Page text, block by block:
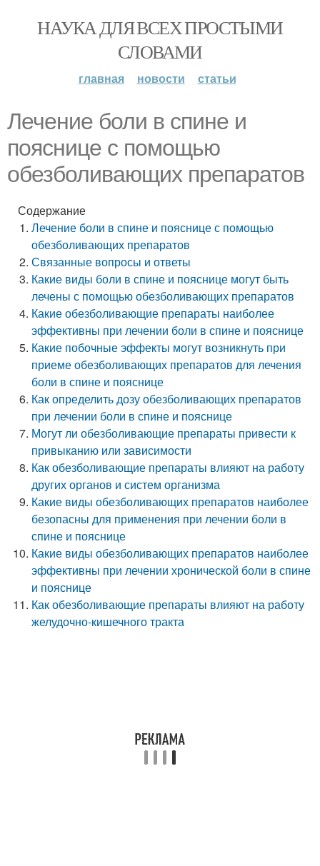
НАУКА ДЛЯ ВСЕХ ПРОСТЫМИ
СЛОВАМИ
главная новости статьи
Лечение боли в спине и
пояснице с помощью
обезболивающих препаратов
Содержание
Лечение боли в спине и пояснице с помощью
обезболивающих препаратов
Связанные вопросы и ответы
Какие виды боли в спине и пояснице могут быть
лечены с помощью обезболивающих препаратов
Какие обезболивающие препараты наиболее
эффективны при лечении боли в спине и пояснице
Какие побочные эффекты могут возникнуть при
приеме обезболивающих препаратов для лечения
боли в спине и пояснице
Как определить дозу обезболивающих препаратов
при лечении боли в спине и пояснице
Могут ли обезболивающие препараты привести к
привыканию или зависимости
Как обезболивающие препараты влияют на работу
других органов и систем организма
Какие виды обезболивающих препаратов наиболее
безопасны для применения при лечении боли в
спине и пояснице
Какие виды обезболивающих препаратов наиболее
эффективны при лечении хронической боли в спине
и пояснице
Как обезболивающие препараты влияют на работу
желудочно-кишечного тракта